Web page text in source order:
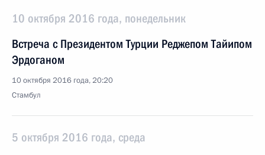
10 октября 2016 года, понедельник
Встреча с Президентом Турции Реджепом Тайипом
Эрдоганом
10 октября 2016 года, 20:20
Стамбул
5 октября 2016 года, среда